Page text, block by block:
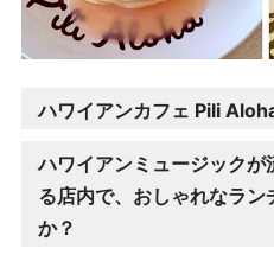
ハワイアンカフェ Pili
ハワイアンミュージック
る店内で、おしゃれなラ
か？